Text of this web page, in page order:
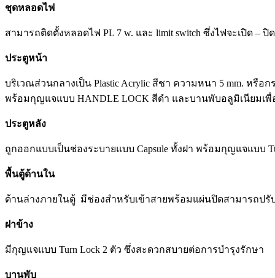
ชุดหลอดไฟ
สามารถติดตั้งหลอดไฟ PL 7 w. และ limit switch ซึ่งไฟจะเปิด –
ประตูหน้า
บริเวณส่วนกลางเป็น Plastic Acrylic สีชา ความหนา 5 mm. หรื
พร้อมกุญแจแบบ HANDLE LOCK สีดำ และบานพับอลูมิเนียมเ
ประตูหลัง
ถูกออกแบบเป็นช่องระบายแบบ Capsule ทั้งฝา พร้อมกุญแจแบ
พื้นตู้ด้านใน
ด้านล่างภายในตู้ มีช่องสำหรับเข้าสายพร้อมแผ่นปิดสามารถป
ฝาข้าง
มีกุญแจแบบ Turn Lock 2 ตัว ซึ่งสะดวกสบายต่อการบำรุงรักษา
บานพับ